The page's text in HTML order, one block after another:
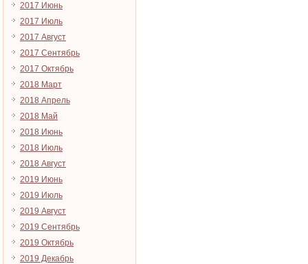
2017 Июнь
2017 Июль
2017 Август
2017 Сентябрь
2017 Октябрь
2018 Март
2018 Апрель
2018 Май
2018 Июнь
2018 Июль
2018 Август
2019 Июнь
2019 Июль
2019 Август
2019 Сентябрь
2019 Октябрь
2019 Декабрь